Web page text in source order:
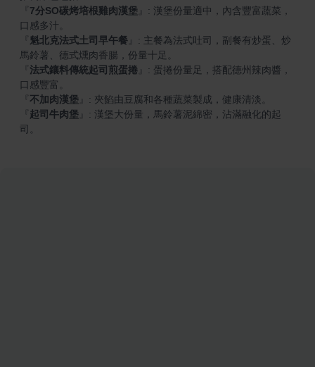
7分SO碳烤培根雞肉漢堡
: 漢堡份量適中，內含豐富蔬菜，
魁北克法式土司早午餐
: 主餐為法式吐司，副餐有炒蛋、炒
法式鑲料傳統起司煎蛋捲
: 蛋捲份量足，搭配德州辣肉醬，
不加肉漢堡
起司牛肉堡
: 漢堡大份量，馬鈴薯泥綿密，沾滿融化的起
司。